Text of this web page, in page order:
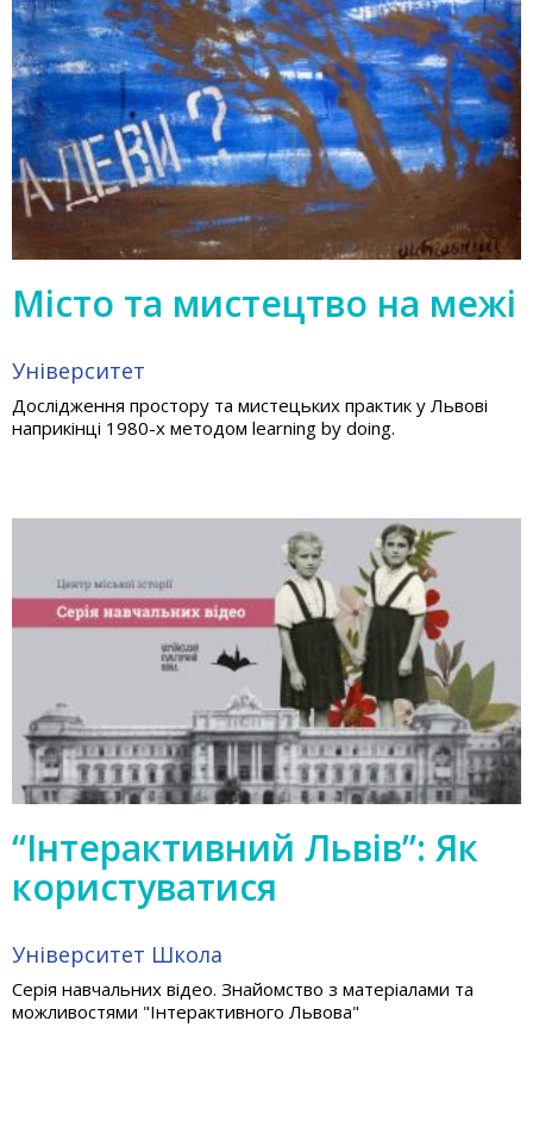
Місто та мистецтво на межі
Університет
Дослідження простору та мистецьких практик у Львові
наприкінці 1980-х методом learning by doing.
“Інтерактивний Львів”: Як
користуватися
Університет Школа
Серія навчальних відео. Знайомство з матеріалами та
можливостями "Інтерактивного Львова"